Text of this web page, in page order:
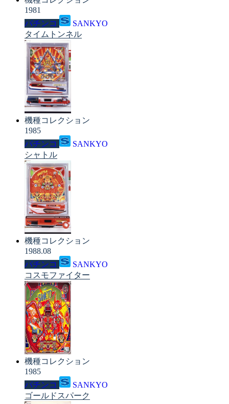
1981
パチンコ
SANKYO
タイムトンネル
機種コレクション
1985
パチンコ
SANKYO
シャトル
機種コレクション
1988.08
パチンコ
SANKYO
コスモファイター
機種コレクション
1985
パチンコ
SANKYO
ゴールドスパーク